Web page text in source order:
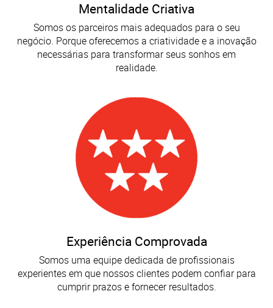
Mentalidade Criativa
Somos os parceiros mais adequados para o seu
negócio. Porque oferecemos a criatividade e a inovação
necessárias para transformar seus sonhos em
realidade.
Experiência Comprovada
Somos uma equipe dedicada de profissionais
experientes em que nossos clientes podem confiar para
cumprir prazos e fornecer resultados.